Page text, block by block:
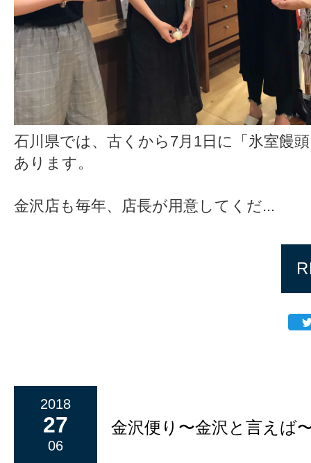
石川県では、古くから7月1日に「氷室饅
あります。
金沢店も毎年、店長が用意してくだ...
2018
27
06
金沢便り〜金沢と言えば